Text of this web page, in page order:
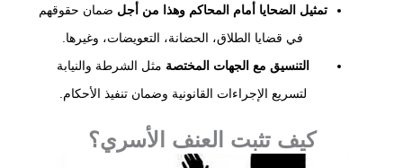
تمثيل الضحايا أمام المحاكم وهذا من أجل ضمان حقوقهم
في قضايا الطلاق، الحضانة، التعويضات، وغيرها.
التنسيق مع الجهات المختصة مثل الشرطة والنيابة
لتسريع الإجراءات القانونية وضمان تنفيذ الأحكام.
كيف تثبت العنف الأسري؟